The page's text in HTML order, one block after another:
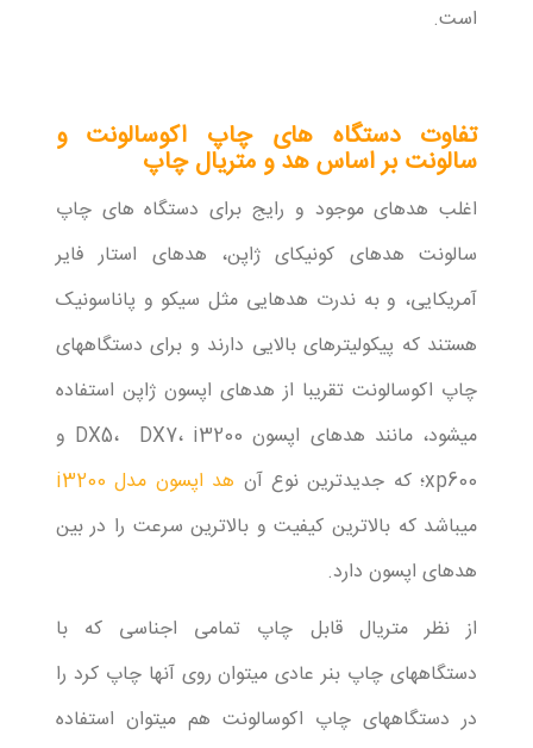
است.
تفاوت دستگاه های چاپ اکوسالونت و
سالونت بر اساس هد و متریال چاپ
اغلب هدهای موجود و رایج برای دستگاه های چاپ
سالونت هدهای کونیکای ژاپن، هدهای استار فایر
آمریکایی، و به ندرت هدهایی مثل سیکو و پاناسونیک
هستند که پیکولیترهای بالایی دارند و برای دستگاههای
چاپ اکوسالونت تقریبا از هدهای اپسون ژاپن استفاده
میشود، مانند هدهای اپسون DX5، DX7، i3200 و
xp600؛ که جدیدترین نوع آن
هد اپسون مدل i3200
میباشد که بالاترین کیفیت و بالاترین سرعت را در بین
هدهای اپسون دارد.
از نظر متریال قابل چاپ تمامی اجناسی که با
دستگاههای چاپ بنر عادی میتوان روی آنها چاپ کرد را
در دستگاههای چاپ اکوسالونت هم میتوان استفاده